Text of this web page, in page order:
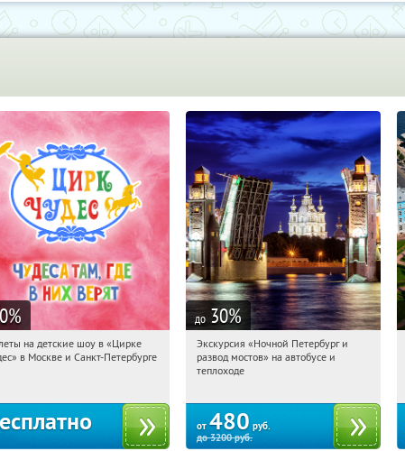
%
14:28:01 Получили:3285
на детские шоу в «Цирке
в Москве и Санкт-Петербурге
до 30%
14:28:01
Купи первым!
Площадь Восстания
Экскурсия «Ночной Петербург и
развод мостов» на автобусе и
теплоходе
от 480 руб.
до3200руб.